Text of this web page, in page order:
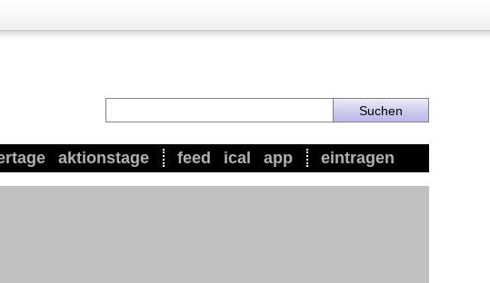
aktionstage feed ical app eintragen